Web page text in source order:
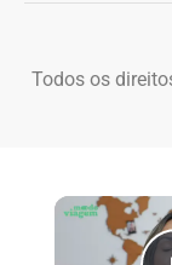
Todos os